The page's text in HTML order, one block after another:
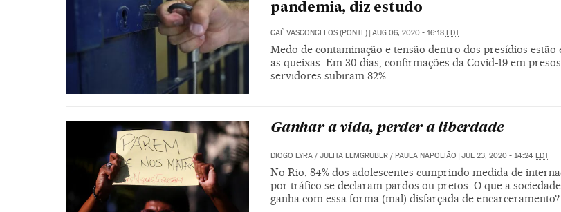
pandemia, diz estudo
CAÊ VASCONCELOS (PONTE) AUG 06, 2020 - 16:18 EDT
Medo de contaminação e tensão dentro dos presídios estão
as queixas. Em 30 dias, confirmações da Covid-19 em
servidores subiram 82%
Ganhar a vida, perder a liberdade
DIOGO LYRA/ JULITA LEMGRUBER/ PAULA NAPOLIÃO | JUL 23, 2020 - 14:24 EDT
No Rio, 84% dos adolescentes cumprindo medida de
por tráfico se declaram pardos ou pretos. O que a sociedade
ganha com essa forma (mal) disfarçada de encarceramento?